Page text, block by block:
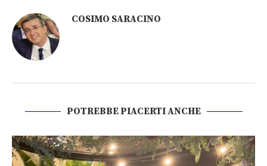
COSIMO SARACINO
POTREBBE PIACERTI ANCHE